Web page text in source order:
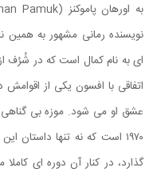
به اورهان پاموکنزPamuk)
ای به نام کمال است که در شُرُف
اتفاقی با افسون یکی از اقوامش
عشق او می شود. موزه بی‌ گناهی
۱۹۷۰ است که نه تنها
گذارد، در کنار آن دوره‌ ای